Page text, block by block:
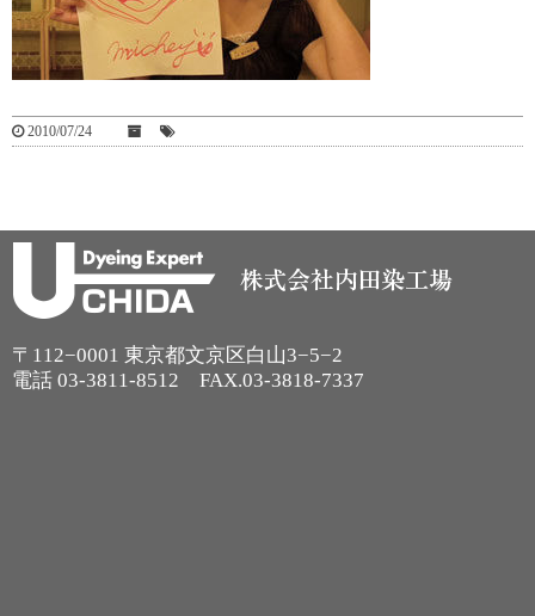
2010/07/24
〒112−0001 東京都文京区白山3−5−2
電話 03-3811-8512 FAX.03-3818-7337